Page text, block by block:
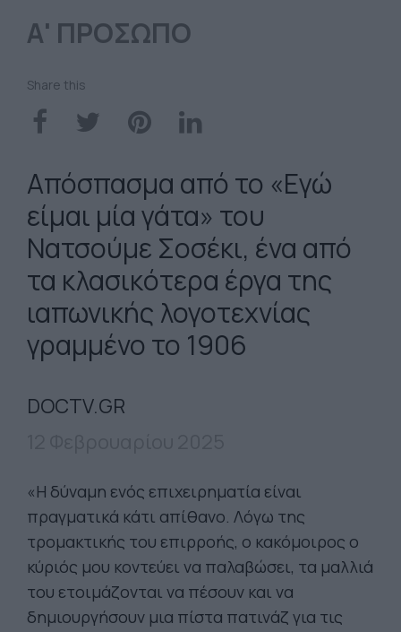
Α' ΠΡΟΣΩΠΟ
Share this
Aπόσπασμα από το «Εγώ
είμαι μία γάτα» του
Νατσούμε Σοσέκι, ένα από
τα κλασικότερα έργα της
ιαπωνικής λογοτεχνίας
γραμμένο το 1906
DOCTV.GR
«Η δύναμη ενός επιχειρηματία είναι
πραγματικά κάτι απίθανο. Λόγω της
τρομακτικής του επιρροής, ο κακόμοιρος ο
κύριός μου κοντεύει να παλαβώσει, τα μαλλιά
του ετοιμάζονται να πέσουν και να
δημιουργήσουν μια πίστα πατινάζ για τις